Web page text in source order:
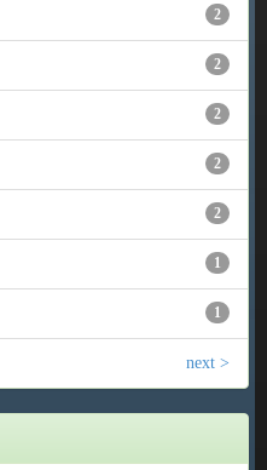
2
2
2
2
2
1
1
next >